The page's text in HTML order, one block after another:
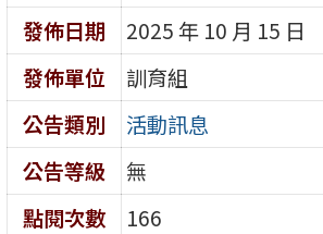
發佈日期
2025 年 10 月 15 日
發佈單位
訓育組
公告類別
活動訊息
公告等級
無
點閱次數
166